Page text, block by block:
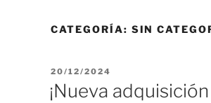
CATEGORÍA: SIN
PUBLICADO
EL
20/12/2024
¡Nueva